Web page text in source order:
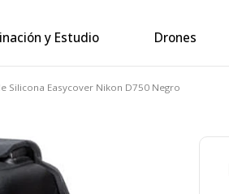
y Estudio Drones
Silicona Easycover Nikon D750 Negro